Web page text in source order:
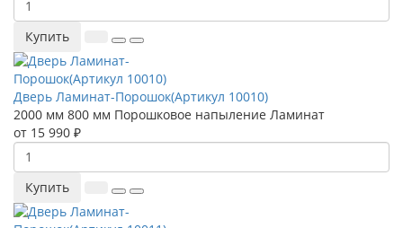
Купить
Дверь Ламинат-Порошок(Артикул 10010)
2000 мм 800 мм Порошковое напыление Ламинат
от 15 990 ₽
Купить